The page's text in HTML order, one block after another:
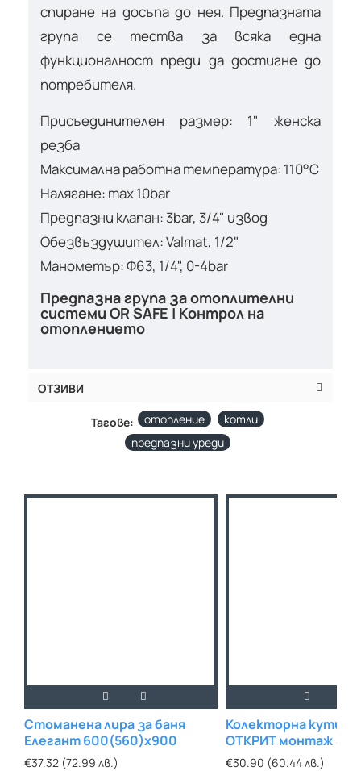
спиране на досъпа до нея. Предпазната
група се тества за всяка една
функционалност преди да достигне до
потребителя.
Присъединителен размер: 1" женска
резба
Максимална работна температура: 110°C
Налягане: max 10bar
Предпазни клапан: 3bar, 3/4" извод
Обезвъздушител: Valmat, 1/2"
Манометър: Ф63, 1/4", 0-4bar
Предпазна група за отоплителни
системи OR SAFE | Контрол на
отоплението
ОТЗИВИ
Тагове: отопление
котли
предпазни уреди
Стоманена лира за баня
Елегант 600(560)х900
€37.32 (72.99 лв.)
Колекторна кутия
ОТКРИТ монтаж
с БОЛТ
€30.90 (60.44 лв.)